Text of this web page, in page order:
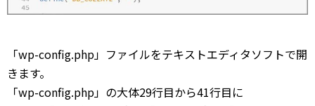
「wp-config.php」ファイルをテキストエディタソフトで開
きます。
「wp-config.php」の大体29行目から41行目に